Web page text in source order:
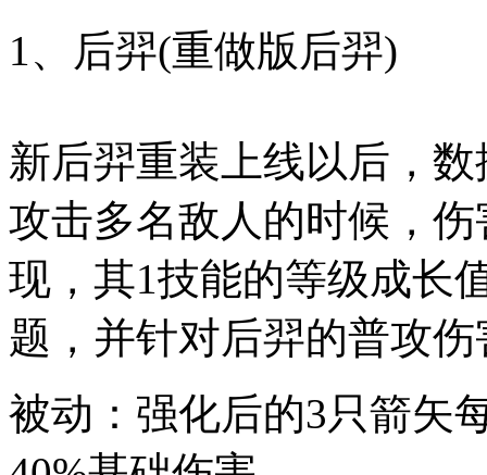
1、后羿(重做版后羿)
新后羿重装上线以后，
攻击多名敌人的时候，
现，其1技能的等级成长
题，并针对后羿的普攻
被动：强化后的3只箭矢